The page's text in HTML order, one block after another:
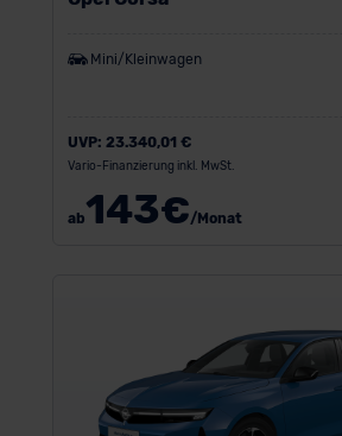
Mini/Kleinwagen
UVP: 23.340,01 €
Vario-Finanzierung inkl. MwSt.
ab143€/Monat